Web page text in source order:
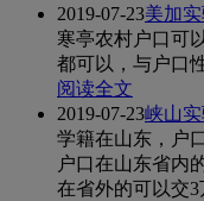
2019-07-23美加
寒亭农村户口可
都可以，与户口
阅读全文
2019-07-23峡山
学籍在山东，户
户口在山东省内
在省外的可以交